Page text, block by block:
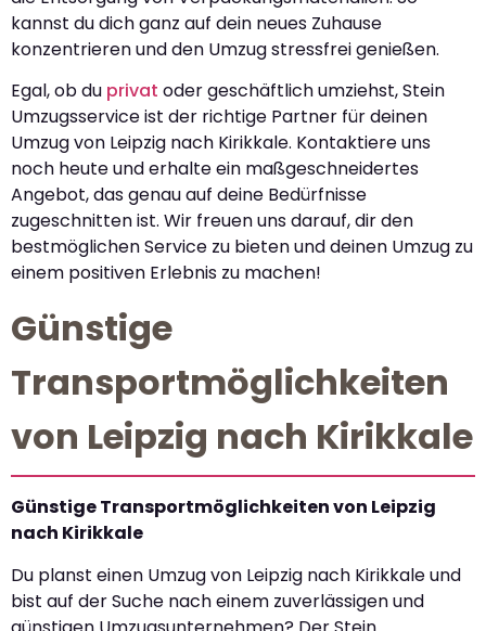
kannst du dich ganz auf dein neues Zuhause
konzentrieren und den Umzug stressfrei genießen.
Egal, ob du privat oder geschäftlich umziehst, Stein
Umzugsservice ist der richtige Partner für deinen
Umzug von Leipzig nach Kirikkale. Kontaktiere uns
noch heute und erhalte ein maßgeschneidertes
Angebot, das genau auf deine Bedürfnisse
zugeschnitten ist. Wir freuen uns darauf, dir den
bestmöglichen Service zu bieten und deinen Umzug zu
einem positiven Erlebnis zu machen!
Günstige
Transportmöglichkeiten
von Leipzig nach Kirikkale
Günstige Transportmöglichkeiten von Leipzig
nach Kirikkale
Du planst einen Umzug von Leipzig nach Kirikkale und
bist auf der Suche nach einem zuverlässigen und